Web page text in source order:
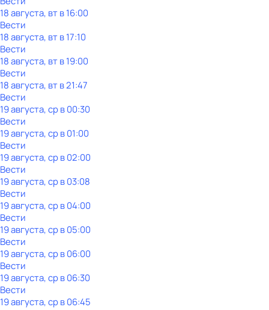
18 августа, вт в 16:00
Вести
18 августа, вт в 17:10
Вести
18 августа, вт в 19:00
Вести
18 августа, вт в 21:47
Вести
19 августа, ср в 00:30
Вести
19 августа, ср в 01:00
Вести
19 августа, ср в 02:00
Вести
19 августа, ср в 03:08
Вести
19 августа, ср в 04:00
Вести
19 августа, ср в 05:00
Вести
19 августа, ср в 06:00
Вести
19 августа, ср в 06:30
Вести
19 августа, ср в 06:45